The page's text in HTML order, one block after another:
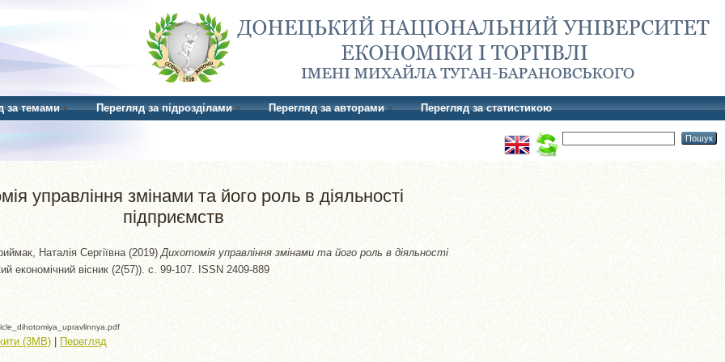
за темами Перегляд за підрозділами Перегляд за авторами Перегляд за статистикою
управління змінами та його роль в діяльності
підприємств
Наталія Сергіївна (2019) Дихотомія управління змінами та його роль в діяльності
економічний вісник (2(57)). с. 99-107. ISSN 2409-889
(3MB) | Перегляд